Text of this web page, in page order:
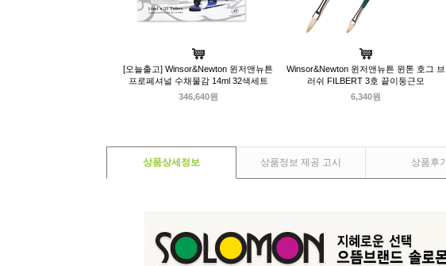
[오늘출고] Winsor&Newton 윈저앤뉴튼
프로페셔널 수채물감 14ml 32색세트
346,640원
Winsor&Newton 윈저앤뉴튼 윈톤 호그 브
러쉬 FILBERT 3호 끝이둥근모
6,340원
상품상세정보 상품정보 제공 고시 상품후기